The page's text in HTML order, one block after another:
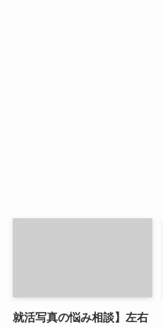
就活写真の悩み相談】左右